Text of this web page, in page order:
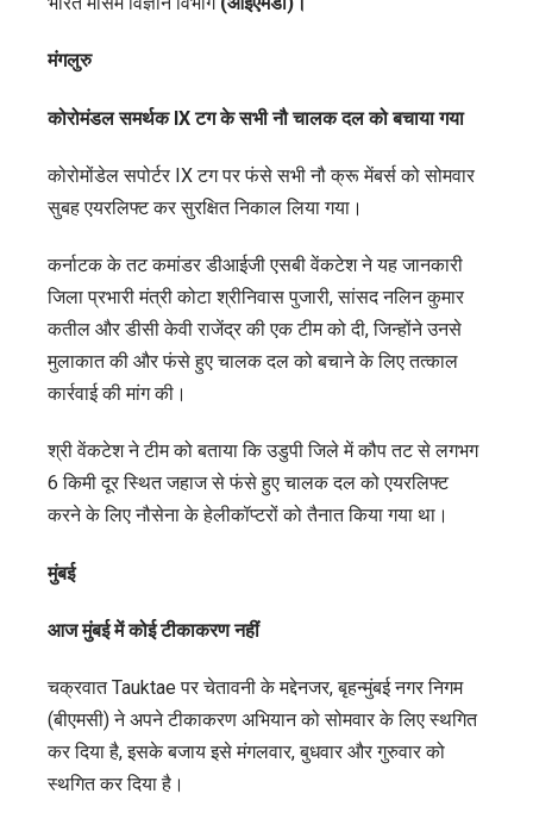
मंगलुरु
कोरोमंडल समर्थक IX टग के सभी नौ चालक दल को बचाया गया
कोरोमोंडेल सपोर्टर IX टग पर फंसे सभी नौ क्रू मेंबर्स को सोमवार
सुबह एयरलिफ्ट कर सुरक्षित निकाल लिया गया।
कर्नाटक के तट कमांडर डीआईजी एसबी वेंकटेश ने यह जानकारी
जिला प्रभारी मंत्री कोटा श्रीनिवास पुजारी, सांसद नलिन कुमार
कतील और डीसी केवी राजेंद्र की एक टीम को दी, जिन्होंने उनसे
मुलाकात की और फंसे हुए चालक दल को बचाने के लिए तत्काल
कार्रवाई की मांग की।
श्री वेंकटेश ने टीम को बताया कि उडुपी जिले में कौप तट से लगभग
6 किमी दूर स्थित जहाज से फंसे हुए चालक दल को एयरलिफ्ट
करने के लिए नौसेना के हेलीकॉप्टरों को तैनात किया गया था।
मुंबई
आज मुंबई में कोई टीकाकरण नहीं
चक्रवात Tauktae पर चेतावनी के मद्देनजर, बृहन्मुंबई नगर निगम
(बीएमसी) ने अपने टीकाकरण अभियान को सोमवार के लिए स्थगित
कर दिया है, इसके बजाय इसे मंगलवार, बुधवार और गुरुवार को
स्थगित कर दिया है।